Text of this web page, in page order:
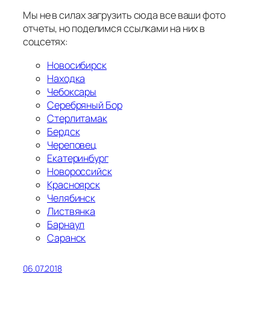
Мы не в силах загрузить сюда все ваши фото
отчеты, но поделимся ссылками на них в
соцсетях:
Новосибирск
Находка
Чебоксары
Серебряный Бор
Стерлитамак
Бердск
Череповец
Екатеринбург
Новороссийск
Красноярск
Челябинск
Листвянка
Барнаул
Саранск
06.07.2018